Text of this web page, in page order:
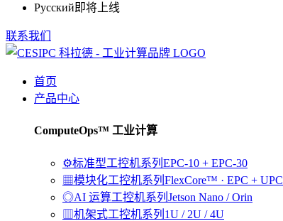
Русский 即将上线
联系我们
首页
产品中心
ComputeOps™ 工业计算
⚙标准型工控机系列 EPC-10 + EPC-30
▦模块化工控机系列 FlexCore™ · EPC + UPC
◎AI 运算工控机系列 Jetson Nano / Orin
机架式工控机系列 1U / 2U / 4U